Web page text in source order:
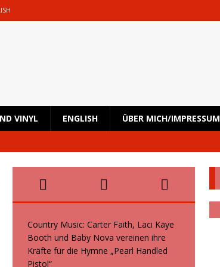
Wonderstars machen den
Bonn zu einem Platz der
VINYL ENGLISH ÜBER MICH/IMPRESSUM
Country Music: Carter Faith, Laci Kaye
Booth und Baby Nova vereinen ihre
Kräfte für die Hymne „Pearl Handled
Pistol“